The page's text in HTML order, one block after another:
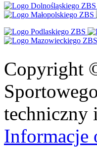
Copyright
techniczny
Informacje